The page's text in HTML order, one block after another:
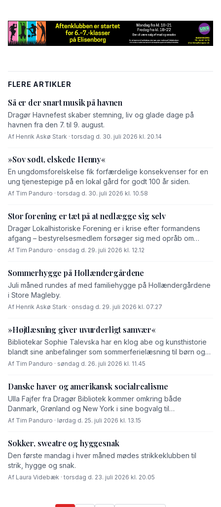
FLERE ARTIKLER
Så er der snart musik på havnen
Dragør Havnefest skaber stemning, liv og glade dage på
havnen fra den 7. til 9. august.
Af Henrik Askø Stark · torsdag d. 30. juli 2026 kl. 20.14
»Sov sødt, elskede Henny«
En ungdomsforelskelse fik forfærdelige konsekvenser for en
ung tjenestepige på en lokal gård for godt 100 år siden.
Af Tim Panduro · torsdag d. 30. juli 2026 kl. 10.58
Stor forening er tæt på at nedlægge sig selv
Drag­ør Lokalhistoriske Forening er i krise efter formandens
afgang – bestyrelsesmedlem forsøger sig med opråb om
hjælp udefra.
Af Tim Panduro · onsdag d. 29. juli 2026 kl. 12.12
Sommerhygge på Hollændergårdene
Juli måned rundes af med familiehygge på Hollændergårdene
i Store Magleby.
Af Henrik Askø Stark · onsdag d. 29. juli 2026 kl. 07.27
»Højtlæsning giver uvurderligt samvær«
Bibliotekar Sophie Talevska har en klog abe og kunsthistorie
blandt sine anbefalinger som sommerferielæsning til børn og
deres voksne – og hun taler varm for højtlæsning som en
Af Tim Panduro · søndag d. 26. juli 2026 kl. 11.45
Danske haver og amerikansk socialrealisme
Ulla Fajfer fra Dragør Bibliotek kommer omkring både
Danmark, Grønland og New York i sine bogvalg til
sommerferien.
Af Tim Panduro · lørdag d. 25. juli 2026 kl. 13.15
Sokker, sweatre og hyggesnak
Den første mandag i hver måned mødes strikkeklubben til
strik, hygge og snak.
Af Laura Videbæk · torsdag d. 23. juli 2026 kl. 20.05